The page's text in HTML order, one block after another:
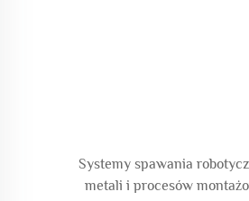
Systemy spawania
metali i procesów